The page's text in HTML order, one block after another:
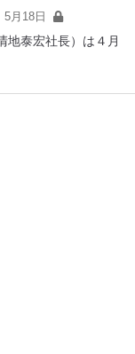
5月18日
泰宏社長）は４月